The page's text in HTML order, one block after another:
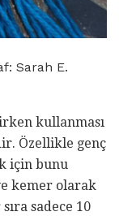
Sarah E.
kullanması
Özellikle genç
için bunu
kemer olarak
sadece 10